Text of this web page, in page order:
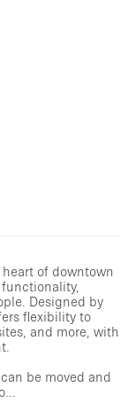
of downtown
Designed by
flexibility to
and more, with
be moved and